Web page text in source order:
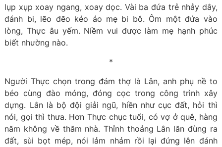
lụp xụp xoay ngang, xoay dọc. Vài ba đứa trẻ nhảy dây,
đánh bi, lẽo đẽo kéo áo mẹ bi bô. Ôm một đứa vào
lòng, Thực âu yếm. Niềm vui được làm mẹ hạnh phúc
biết nhường nào.
*
Người Thực chọn trong đám thợ là Lân, anh phụ nề to
béo cùng đào móng, đóng cọc trong công trình xây
dựng. Lân là bộ đội giải ngũ, hiền như cục đất, hỏi thì
nói, gọi thì thưa. Hơn Thực chục tuổi, có vợ ở quê, hàng
năm không về thăm nhà. Thỉnh thoảng Lân lăn đùng ra
đất, sùi bọt mép, nói lảm nhảm rồi lại đứng lên đánh